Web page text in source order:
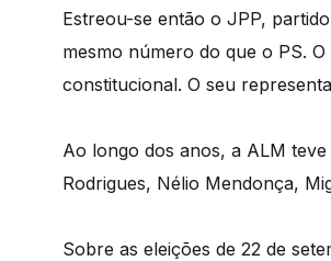
Estreou-se então o JPP,
mesmo número do que o PS.
constitucional. O seu
Ao longo dos anos, a ALM
Rodrigues, Nélio Mendonça,
Sobre as eleições de 22 de